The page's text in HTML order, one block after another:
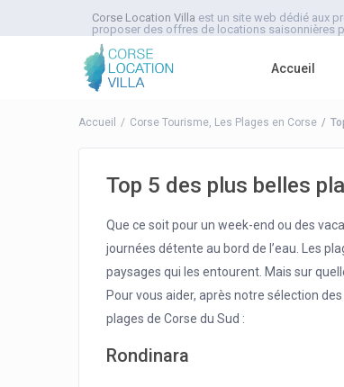
Corse Location Villa est un site web dédié aux
proposer des offres de locations saisonnières
Accueil
Accueil Corse Tourisme, Les Plages en Corse
Top 5 des plus belles
Que ce soit pour un week-end ou des
journées détente au bord de l’eau. Les
paysages qui les entourent. Mais sur
Pour vous aider, après notre sélection des
plages de Corse du Sud :
Rondinara